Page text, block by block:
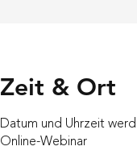
Zeit & Ort
Datum und Uhrzeit
Online-Webinar